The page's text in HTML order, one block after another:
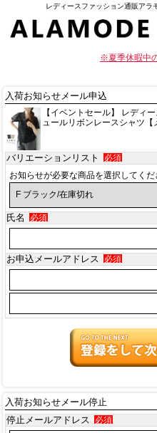
レディースファッション通販アラ
※夏季休暇中
入荷お知らせメール申込
【イベントセール】 レディ
ュールリボンレースシャツ
バリエーションリスト 必須
お知らせが必要な商品を選択してくだ
氏名 必須
お申込メールアドレス 必須
入荷お知らせメール停止
停止メールアドレス
必須